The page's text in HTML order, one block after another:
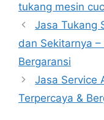
tukang mesin
Jasa Tukang
dan Sekitarnya
Bergaransi
Jasa Service
Terpercaya &